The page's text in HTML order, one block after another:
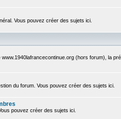
Vous pouvez créer des sujets ici.
www.1940lafrancecontinue.org (hors forum), la
du forum. Vous pouvez créer des sujets ici.
pouvez créer des sujets ici.